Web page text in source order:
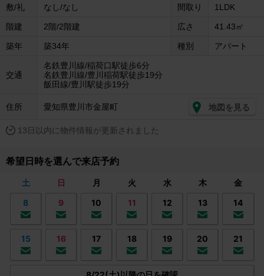
敷/礼 なし/なし 間取り 1LDK
階建 2階/2階建 広さ 41.43㎡
築年 築34年 種別 アパート
交通
名鉄豊川線/稲荷口駅徒歩6分
名鉄豊川線/豊川稲荷駅徒歩19分
飯田線/豊川駅徒歩19分
住所 愛知県豊川市金屋町 地図を見る
13日以内に物件情報が更新されました
希望日時を選んで来店予約
土 日 月 火 水 木
金
8
9 10 11 12 13 14
15 16 17 18 19 20 21